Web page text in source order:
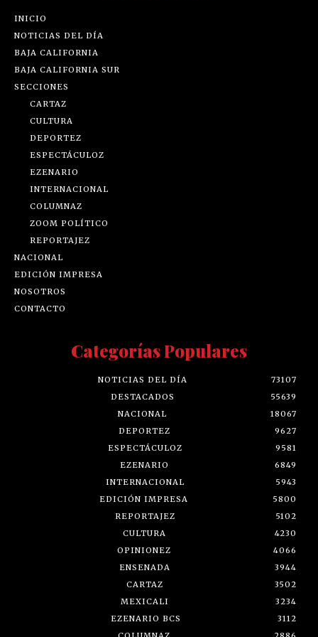
INICIO
NOTICIAS DEL DÍA
BAJA CALIFORNIA
BAJA CALIFORNIA SUR
SECCIONES
CARTAZ
CULTURA
DEPORTEZ
ESPECTÁCULOZ
EZENARIO
INTERNACIONAL
COLUMNAZ
ZOOM POLÍTICO
REPORTAJEZ
NACIONAL
EDICIÓN IMPRESA
NOSOTROS
CONTACTO
Categorías Populares
NOTICIAS DEL DÍA
73107
DESTACADOS
55639
NACIONAL
18067
DEPORTEZ
9627
ESPECTÁCULOZ
9581
EZENARIO
6849
INTERNACIONAL
5943
EDICIÓN IMPRESA
5800
REPORTAJEZ
5102
CULTURA
4230
OPINIONEZ
4066
ENSENADA
3944
CARTAZ
3502
MEXICALI
3234
EZENARIO BCS
3112